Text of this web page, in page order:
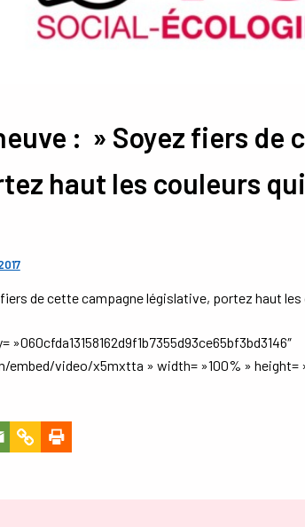
: » Soyez fiers de
haut les couleurs
de cette campagne législative, portez haut
video/x5mxtta » width= »100% » height=